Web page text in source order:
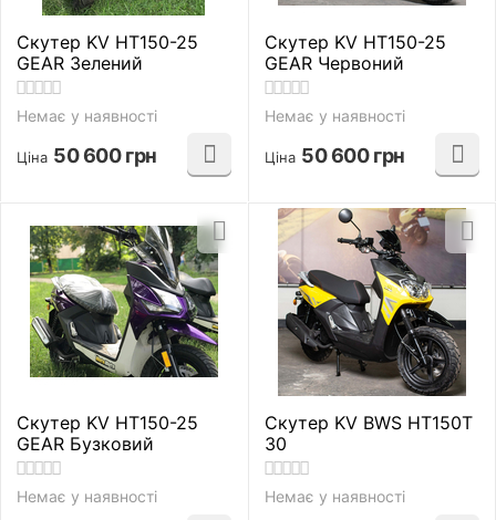
Скутер KV HT150-25
GEAR Зелений
Немає у наявності
Ціна 50 600 грн
Скутер KV HT150-25
GEAR Червоний
Немає у наявності
Ціна 50 600 грн
Скутер KV HT150-25
GEAR Бузковий
Немає у наявності
Скутер KV BWS HT150T
30
Немає у наявності